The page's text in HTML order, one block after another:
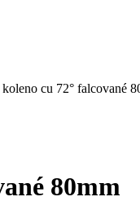
koleno cu 72° falcované
80mm